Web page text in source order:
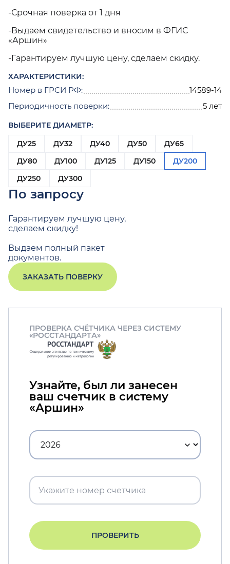
-Срочная поверка от 1 дня
-Выдаем свидетельство и вносим в ФГИС
«Аршин»
-Гарантируем лучшую цену, сделаем скидку.
ХАРАКТЕРИСТИКИ:
Номер в ГРСИ РФ:
14589-14
Периодичность поверки:
5 лет
ВЫБЕРИТЕ ДИАМЕТР:
ДУ25
ДУ32 ДУ40 ДУ50
ДУ65
ДУ80
ДУ100 ДУ125 ДУ150
ДУ200
ДУ250
ДУ300
По запросу
Гарантируем лучшую цену,
сделаем скидку!
Выдаем полный пакет
документов.
ЗАКАЗАТЬ ПОВЕРКУ
ПРОВЕРКА СЧЁТЧИКА ЧЕРЕЗ СИСТЕМУ
«РОССТАНДАРТА»
Узнайте, был ли занесен
ваш счетчик в систему
«Аршин»
ПРОВЕРИТЬ